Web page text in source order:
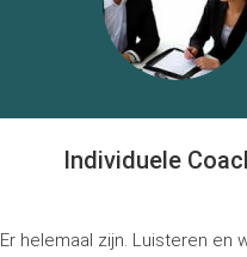
Individuele
Er helemaal zijn. Luisteren en